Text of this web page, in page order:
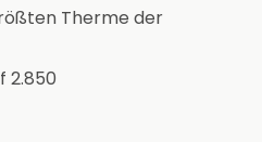
Therme der
2.850